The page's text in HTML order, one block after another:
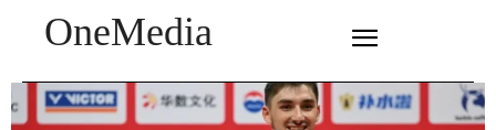
OneMedia